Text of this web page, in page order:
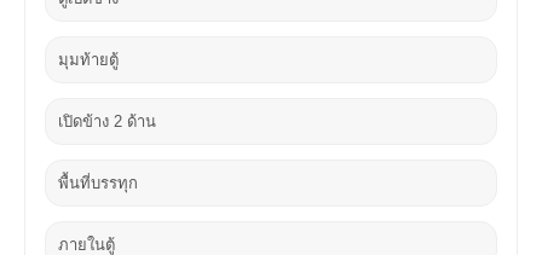
มุมท้ายตู้
เปิดข้าง 2 ด้าน
พื้นที่บรรทุก
ภายในตู้